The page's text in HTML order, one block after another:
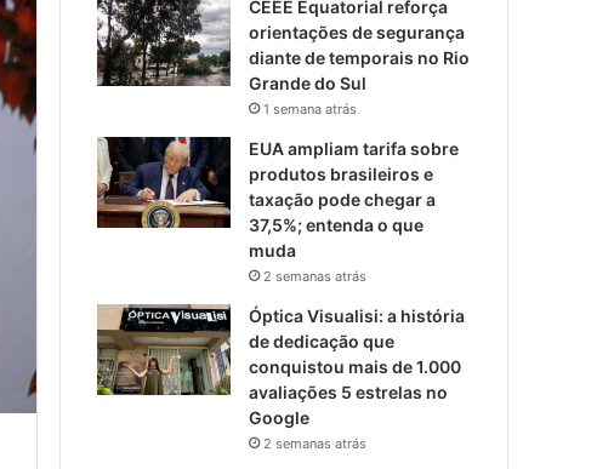
CEEE Equatorial reforça
orientações de segurança
diante de temporais no Rio
Grande do Sul
1 semana atrás
EUA ampliam tarifa sobre
produtos brasileiros e
taxação pode chegar a
37,5%; entenda o que
muda
2 semanas atrás
Óptica Visualisi: a história
de dedicação que
conquistou mais de 1.000
avaliações 5 estrelas no
Google
2 semanas atrás